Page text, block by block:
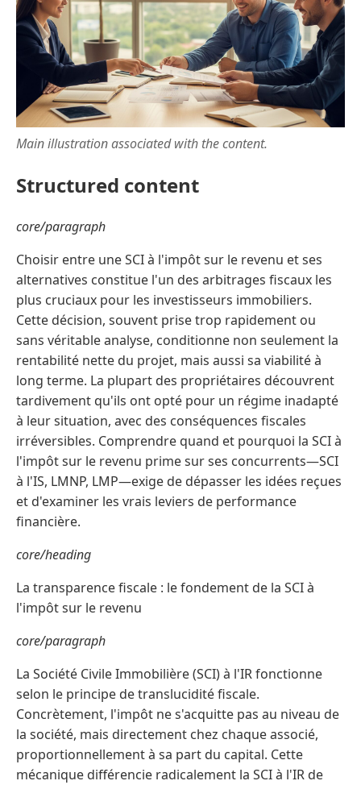
Main illustration associated with the content.
Structured content
core/paragraph
Choisir entre une SCI à l'impôt sur le revenu et ses
alternatives constitue l'un des arbitrages fiscaux les
plus cruciaux pour les investisseurs immobiliers.
Cette décision, souvent prise trop rapidement ou
sans véritable analyse, conditionne non seulement la
rentabilité nette du projet, mais aussi sa viabilité à
long terme. La plupart des propriétaires découvrent
tardivement qu'ils ont opté pour un régime inadapté
à leur situation, avec des conséquences fiscales
irréversibles. Comprendre quand et pourquoi la SCI à
l'impôt sur le revenu prime sur ses concurrents—SCI
à l'IS, LMNP, LMP—exige de dépasser les idées reçues
et d'examiner les vrais leviers de performance
financière.
core/heading
La transparence fiscale : le fondement de la SCI à
l'impôt sur le revenu
core/paragraph
La Société Civile Immobilière (SCI) à l'IR fonctionne
selon le principe de translucidité fiscale.
Concrètement, l'impôt ne s'acquitte pas au niveau de
la société, mais directement chez chaque associé,
proportionnellement à sa part du capital. Cette
mécanique différencie radicalement la SCI à l'IR de